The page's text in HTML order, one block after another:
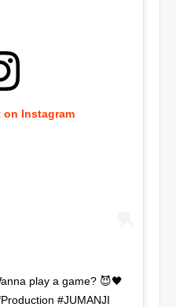
on Instagram
play a game? 😈🖤
#JUMANJI